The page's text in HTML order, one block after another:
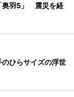
奥羽5」 震災を経
ひらサイズの浮世